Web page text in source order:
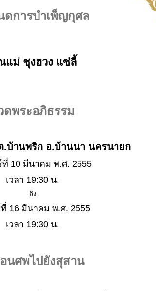
ดการบำเพ็ญกุศล
แม่ ชุงฮวง แซ่ลี้
ดพระอภิธรรม
.บ้านพริก อ.บ้านนา นครนายก
ที่ 10 มีนาคม พ.ศ. 2555
เวลา 19:30 น.
ถึง
16 มีนาคม พ.ศ. 2555
เวลา 19:30 น.
นศพไปยังสุสาน